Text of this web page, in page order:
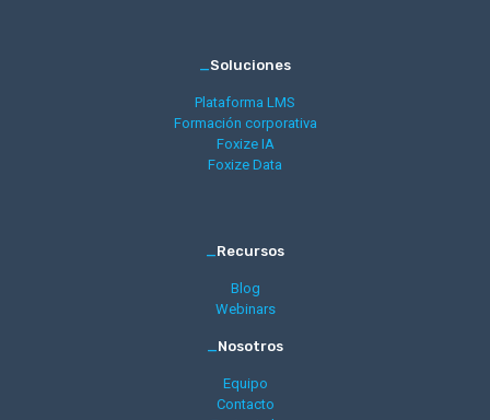
_Soluciones
Plataforma LMS
Formación corporativa
Foxize IA
Foxize Data
_Recursos
Blog
Webinars
_Nosotros
Equipo
Contacto